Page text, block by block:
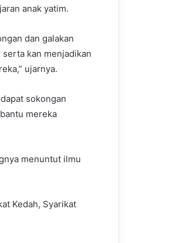
anak yatim.
dan galakan
kan menjadikan
ujarnya.
sokongan
mereka
menuntut ilmu
Kedah, Syarikat